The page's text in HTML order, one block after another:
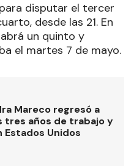
disputar el tercer
desde las 21. En
un quinto y
el martes 7 de mayo.
Mareco regresó a
tres años de trabajo y
Estados Unidos